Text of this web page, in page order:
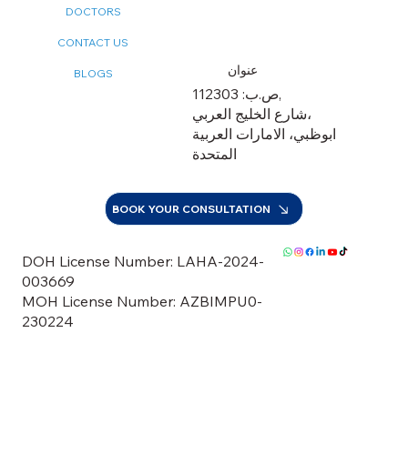
DOH License Number: LAHA-2024-
003669
MOH License Number: AZBIMPU0-
230224
DOCTORS
CONTACT US
BLOGS عنوان
ص.ب: 112303,
شارع الخليج العربي،
ابوظبي، الامارات العربية
المتحدة
BOOK YOUR CONSULTATION